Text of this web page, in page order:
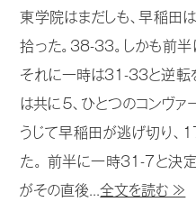
東学院はまだしも、早稲田
拾った。38-33。しかも前
それに一時は31-33と逆転
は共に５、ひとつのコンヴァ
うじて早稲田が逃げ切り、
た。 前半に一時31-7と決
がその直後...全文を読む ≫